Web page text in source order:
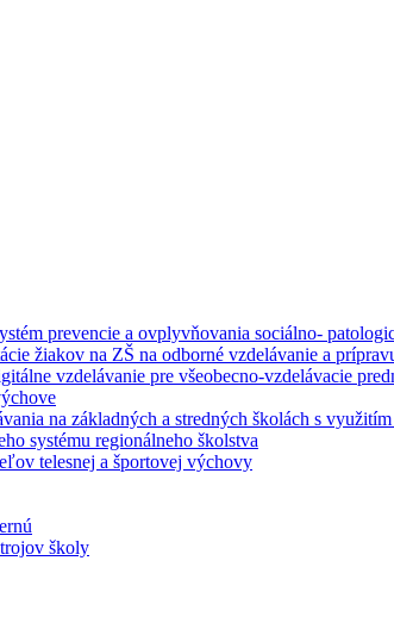
prevencie a ovplyvňovania sociálno-
žiakov na ZŠ na odborné vzdelávanie a
vzdelávanie pre všeobecno-vzdelávacie
na základných a stredných školách s
systému regionálneho školstva
telesnej a športovej výchovy
školy